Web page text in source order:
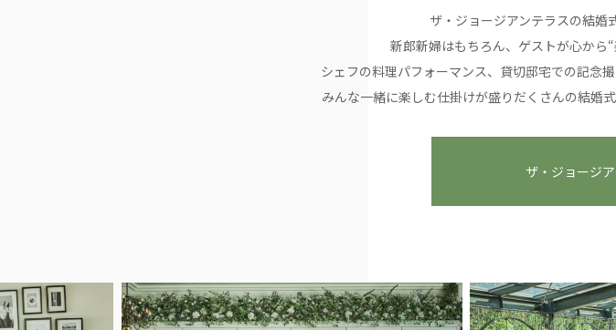
ザ・ジョージアンテラスの結婚
新郎新婦はもちろん、 ゲストが心から
シェフの料理パフォーマンス、貸切邸宅での記念撮
みんな一緒に楽しむ仕掛けが盛りだくさんの結婚式
ザ・ジョージ